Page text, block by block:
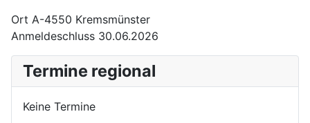
Ort A-4550 Kremsmünster
Anmeldeschluss 30.06.2026
Termine regional
Keine Termine